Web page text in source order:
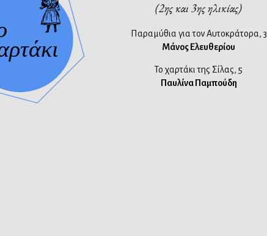
(2ης και 3ης ηλικίας)
Παραμύθια για τον Αυτοκράτορα, 3
Μάνος Ελευθερίου
Το χαρτάκι της Σίλας, 5
Παυλίνα Παμπούδη